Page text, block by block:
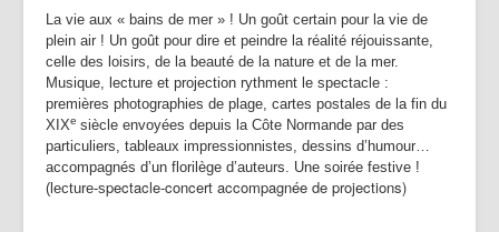
La vie aux « bains de mer » ! Un goût certain pour la vie de
plein air ! Un goût pour dire et peindre la réalité réjouissante,
celle des loisirs, de la beauté de la nature et de la mer.
Musique, lecture et projection rythment le spectacle :
premières photographies de plage, cartes postales de la fin du
XIXe siècle envoyées depuis la Côte Normande par des
particuliers, tableaux impressionnistes, dessins d’humour…
accompagnés d’un florilège d’auteurs. Une soirée festive !
(lecture-spectacle-concert accompagnée de projections)